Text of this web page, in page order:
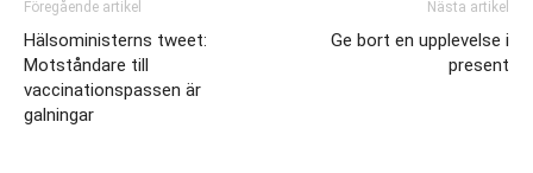
Föregående artikel
Hälsoministerns tweet:
Motståndare till
vaccinationspassen är
galningar
Nästa artikel
Ge bort en upplevelse i
present